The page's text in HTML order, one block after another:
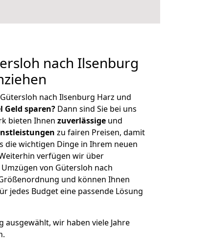
nach Ilsenburg
nach Ilsenburg Harz und
Geld sparen? Dann sind Sie bei uns
bieten Ihnen zuverlässige und
zu fairen Preisen, damit
die wichtigen Dinge in Ihrem neuen
verfügen wir über
von Gütersloh nach
und können Ihnen
jedes Budget eine passende Lösung
ausgewählt, wir haben viele Jahre